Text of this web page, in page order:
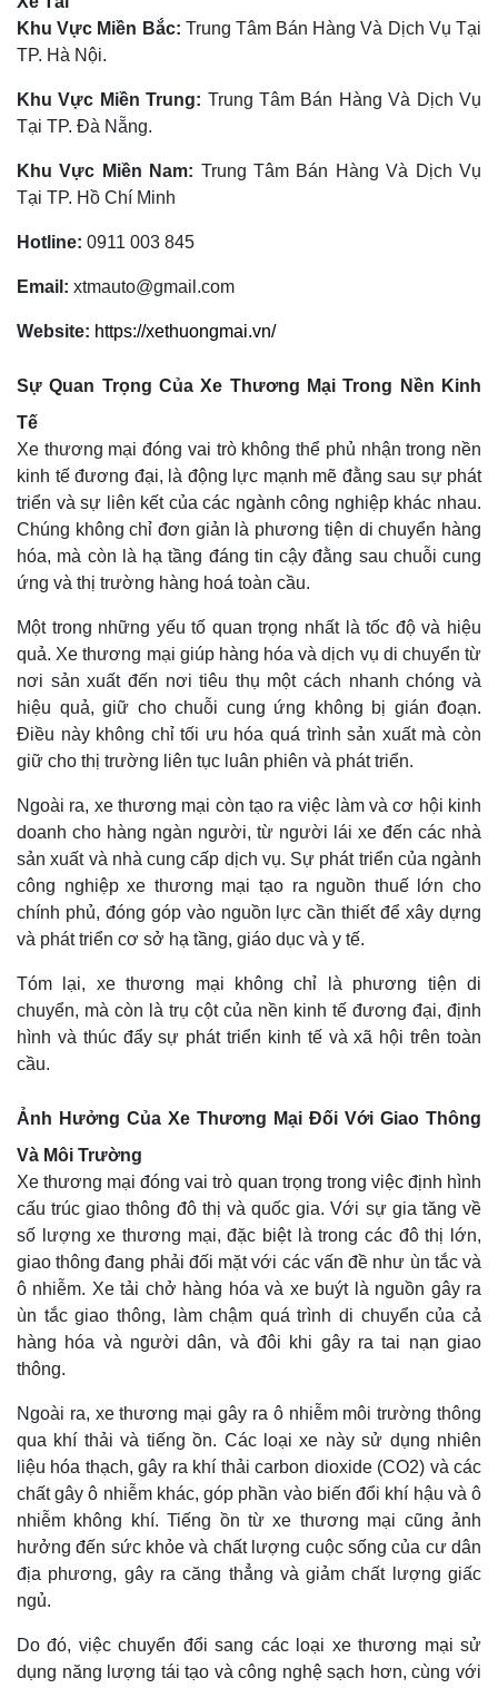
Khu Vực Miền Bắc: Trung Tâm Bán Hàng Và Dịch Vụ Tại
TP. Hà Nội.
Khu Vực Miền Trung: Trung Tâm Bán Hàng Và Dịch Vụ
Tại TP. Đà Nẵng.
Khu Vực Miền Nam: Trung Tâm Bán Hàng Và Dịch Vụ
Tại TP. Hồ Chí Minh
Hotline: 0911 003 845
Email: xtmauto@gmail.com
Website: https://xethuongmai.vn/
Sự Quan Trọng Của Xe Thương Mại Trong Nền Kinh
Tế
Xe thương mại đóng vai trò không thể phủ nhận trong nền
kinh tế đương đại, là động lực mạnh mẽ đằng sau sự phát
triển và sự liên kết của các ngành công nghiệp khác nhau.
Chúng không chỉ đơn giản là phương tiện di chuyển hàng
hóa, mà còn là hạ tầng đáng tin cậy đằng sau chuỗi cung
ứng và thị trường hàng hoá toàn cầu.
Một trong những yếu tố quan trọng nhất là tốc độ và hiệu
quả. Xe thương mại giúp hàng hóa và dịch vụ di chuyển từ
nơi sản xuất đến nơi tiêu thụ một cách nhanh chóng và
hiệu quả, giữ cho chuỗi cung ứng không bị gián đoạn.
Điều này không chỉ tối ưu hóa quá trình sản xuất mà còn
giữ cho thị trường liên tục luân phiên và phát triển.
Ngoài ra, xe thương mại còn tạo ra việc làm và cơ hội kinh
doanh cho hàng ngàn người, từ người lái xe đến các nhà
sản xuất và nhà cung cấp dịch vụ. Sự phát triển của ngành
công nghiệp xe thương mại tạo ra nguồn thuế lớn cho
chính phủ, đóng góp vào nguồn lực cần thiết để xây dựng
và phát triển cơ sở hạ tầng, giáo dục và y tế.
Tóm lại, xe thương mại không chỉ là phương tiện di
chuyển, mà còn là trụ cột của nền kinh tế đương đại, định
hình và thúc đẩy sự phát triển kinh tế và xã hội trên toàn
cầu.
Ảnh Hưởng Của Xe Thương Mại Đối Với Giao Thông
Và Môi Trường
Xe thương mại đóng vai trò quan trọng trong việc định hình
cấu trúc giao thông đô thị và quốc gia. Với sự gia tăng về
số lượng xe thương mại, đặc biệt là trong các đô thị lớn,
giao thông đang phải đối mặt với các vấn đề như ùn tắc và
ô nhiễm. Xe tải chở hàng hóa và xe buýt là nguồn gây ra
ùn tắc giao thông, làm chậm quá trình di chuyển của cả
hàng hóa và người dân, và đôi khi gây ra tai nạn giao
thông.
Ngoài ra, xe thương mại gây ra ô nhiễm môi trường thông
qua khí thải và tiếng ồn. Các loại xe này sử dụng nhiên
liệu hóa thạch, gây ra khí thải carbon dioxide (CO2) và các
chất gây ô nhiễm khác, góp phần vào biến đổi khí hậu và ô
nhiễm không khí. Tiếng ồn từ xe thương mại cũng ảnh
hưởng đến sức khỏe và chất lượng cuộc sống của cư dân
địa phương, gây ra căng thẳng và giảm chất lượng giấc
ngủ.
Do đó, việc chuyển đổi sang các loại xe thương mại sử
dụng năng lượng tái tạo và công nghệ sạch hơn, cùng với